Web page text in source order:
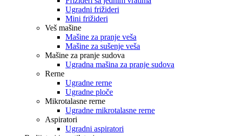
Ugradni frižideri
Mini frižideri
Veš mašine
Mašine za pranje veša
Mašine za sušenje veša
Mašine za pranje sudova
Ugradna mašina za pranje sudova
Rerne
Ugradne rerne
Ugradne ploče
Mikrotalasne rerne
Ugradne mikrotalasne rerne
Aspiratori
Ugradni aspiratori